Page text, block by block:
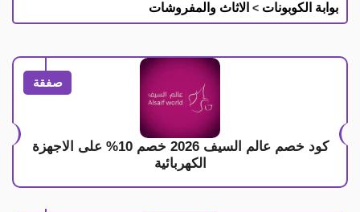
بوابة الكوبونات > الاثاث والمفروشات
صفقة
كود خصم عالم السيف 2026 خصم 10% على الاجهزة
الكهربائية